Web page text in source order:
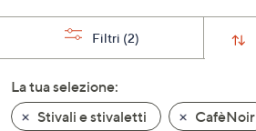
su
giù
oppure
scorri
a
Filtri (2)
La tua selezione:
Stivali e stivaletti
CafèNoir